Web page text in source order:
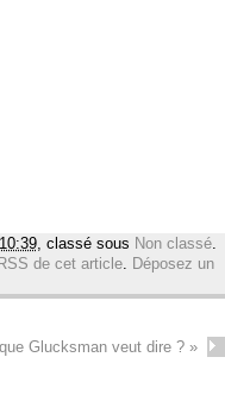
, classé sous Non classé.
de cet article. Déposez un
Glucksman veut dire ?»